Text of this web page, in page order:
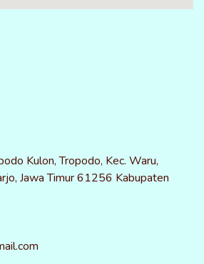
Kulon, Tropodo, Kec. Waru,
Jawa Timur 61256 Kabupaten